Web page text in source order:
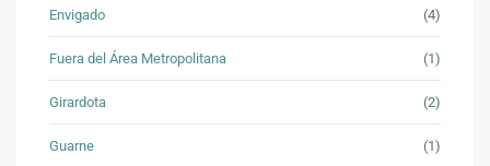
Envigado (4)
Fuera del Área Metropolitana (1)
Girardota (2)
Guarne (1)